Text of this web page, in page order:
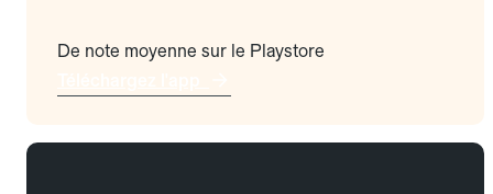
De note moyenne sur le Playstore